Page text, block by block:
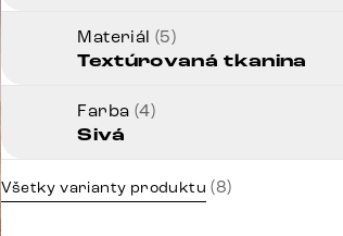
Materiál (5)
Textúrovaná tkanina
Farba (4)
Sivá
Všetky varianty produktu (8)